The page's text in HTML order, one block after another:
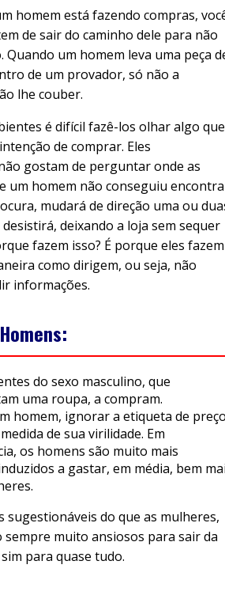
homem está fazendo compras,
de sair do caminho dele para não
Quando um homem leva uma peça
de um provador, só não a
lhe couber.
é difícil fazê-los olhar algo que
de comprar. Eles
gostam de perguntar onde as
um homem não conseguiu
mudará de direção uma ou
deixando a loja sem sequer
fazem isso? É porque eles fazem
como dirigem, ou seja, não
informações.
do sexo masculino, que
uma roupa, a compram.
homem, ignorar a etiqueta de
de sua virilidade. Em
os homens são muito mais
a gastar, em média, bem
sugestionáveis do que as mulheres,
sempre muito ansiosos para sair da
para quase tudo.